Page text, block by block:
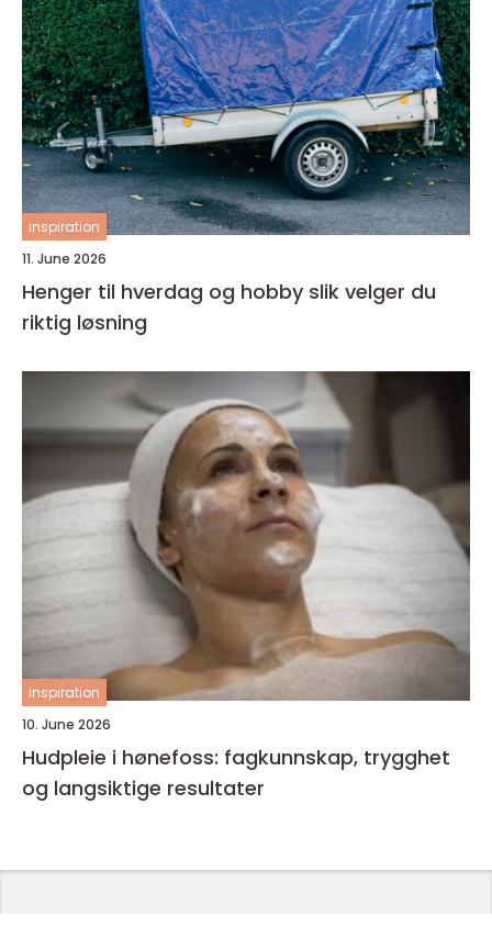
inspiration
11. June 2026
Henger til hverdag og hobby slik velger du
riktig løsning
inspiration
10. June 2026
Hudpleie i hønefoss: fagkunnskap, trygghet
og langsiktige resultater